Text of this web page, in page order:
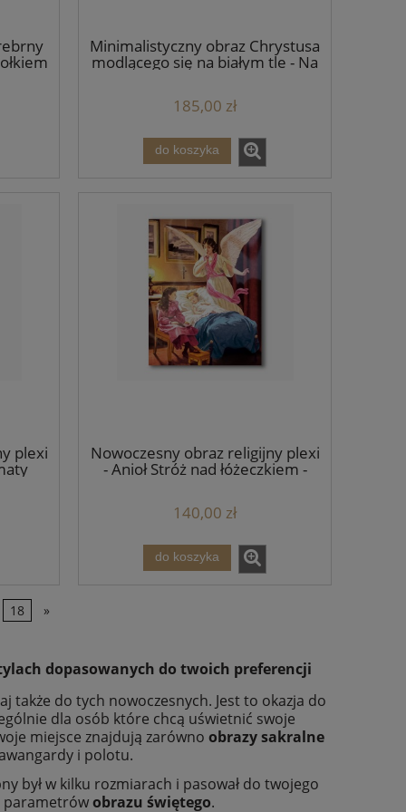
Minimalistyczny obraz Chrystusa
modlącego się na białym tle - Na
domu - A2
185,00 zł
do koszyka
plexi Nowoczesny obraz religijny plexi
- Anioł Stróż nad łóżeczkiem -
140,00 zł
do koszyka
18 »
dopasowanych do twoich preferencji
także do tych nowoczesnych. Jest to okazja do
dla osób które chcą uświetnić swoje
miejsce znajdują zarówno obrazy sakralne
i polotu.
był w kilku rozmiarach i pasował do twojego
parametrówobrazu świętego.